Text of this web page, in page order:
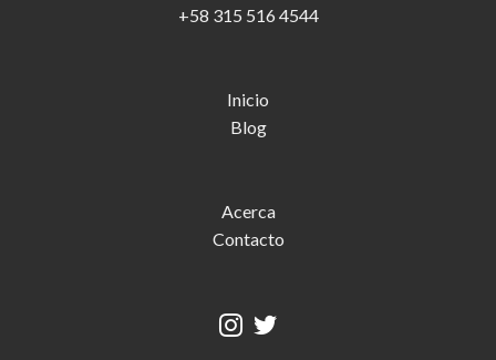
+58 315 516 4544
Inicio
Blog
Acerca
Contacto